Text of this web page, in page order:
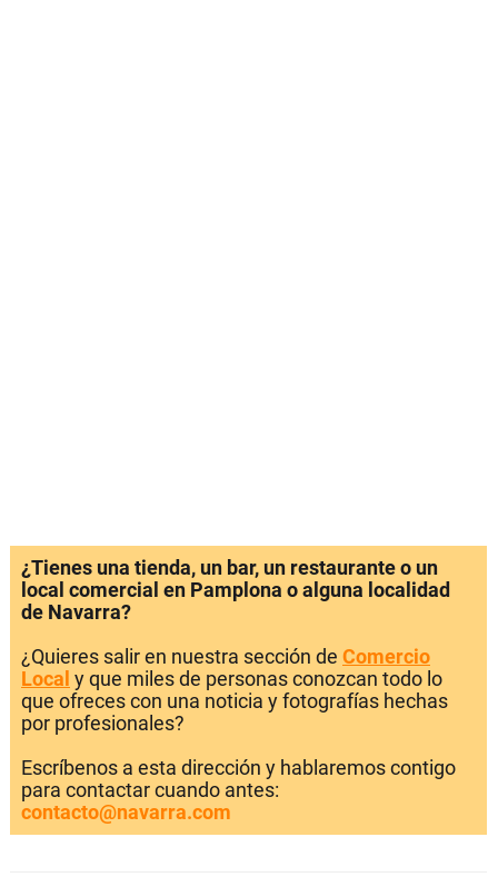
¿Tienes una tienda, un bar, un restaurante o un
local comercial en Pamplona o alguna localidad
de Navarra?
¿Quieres salir en nuestra sección de Comercio
Local y que miles de personas conozcan todo lo
que ofreces con una noticia y fotografías hechas
por profesionales?
Escríbenos a esta dirección y hablaremos contigo
para contactar cuando antes:
contacto@navarra.com